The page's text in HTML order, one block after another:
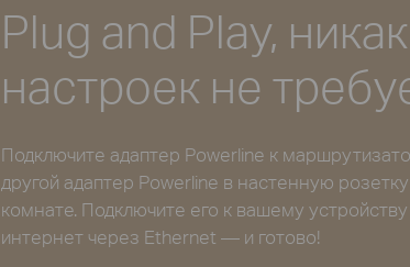
Plug and Play,
настроек не
Подключите адаптер Powerline к
другой адаптер Powerline в настенную
комнате. Подключите его к вашему
интернет через Ethernet — и готово!